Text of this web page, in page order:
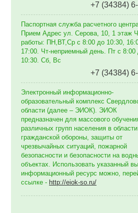
+7 (34384)
Паспортная служба расчетного
Прием Адрес ул. Серова, 10, 1 этаж
работы: ПН,ВТ,Ср с 8:00 до 10:30,
17:00. Чт-неприемный день. Пт с 8:00
10:30. Сб, Вс
+7 (34384)
Электронный информационно-
образовательный комплекс
области (далее – ЭИОК). ЭИОК
предназначен для массового
различных групп населения в области
гражданской обороны, защиты от
чрезвычайных ситуаций, пожарной
безопасности и безопасности на
объектах. Использовать указанный
информационный ресурс можно,
ссылке - http://eiok-so.ru/